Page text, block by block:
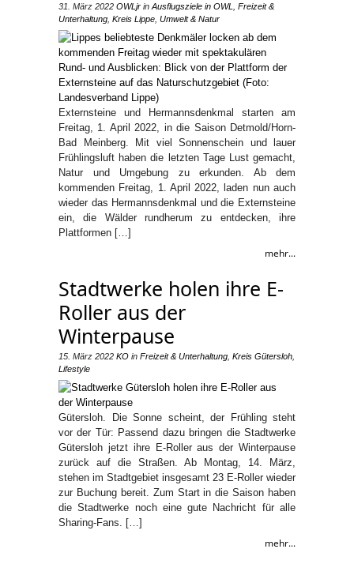
31. März 2022 OWLjr in Ausflugsziele in OWL
Freizeit &
Unterhaltung Kreis Lippe Umwelt & Natur
Externsteine und Hermannsdenkmal starten am
Freitag, 1. April 2022, in die Saison Detmold/Horn-
Bad Meinberg. Mit viel Sonnenschein und lauer
Frühlingsluft haben die letzten Tage Lust gemacht,
Natur und Umgebung zu erkunden. Ab dem
kommenden Freitag, 1. April 2022, laden nun auch
wieder das Hermannsdenkmal und die Externsteine
ein, die Wälder rundherum zu entdecken, ihre
Plattformen […]
mehr...
Stadtwerke holen ihre E-
Roller aus der
Winterpause
15. März 2022 KO in Freizeit & Unterhaltung Kreis Gütersloh
Lifestyle
Gütersloh. Die Sonne scheint, der Frühling steht
vor der Tür: Passend dazu bringen die Stadtwerke
Gütersloh jetzt ihre E-Roller aus der Winterpause
zurück auf die Straßen. Ab Montag, 14. März,
stehen im Stadtgebiet insgesamt 23 E-Roller wieder
zur Buchung bereit. Zum Start in die Saison haben
die Stadtwerke noch eine gute Nachricht für alle
Sharing-Fans. […]
mehr...